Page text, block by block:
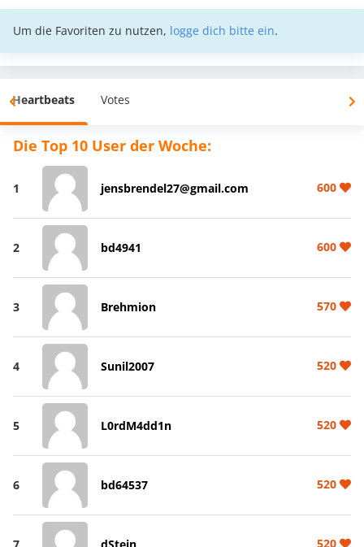
Um die Favoriten zu nutzen, logge dich bitte ein.
Heartbeats Votes
Die Top 10 User der Woche:
1 jensbrendel27@gmail.com 600
2 bd4941 600
3 Brehmion 570
4 Sunil2007 520
5 L0rdM4dd1n 520
6 bd64537 520
7 dStein 520